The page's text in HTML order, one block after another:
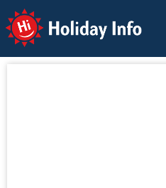
Holiday Info